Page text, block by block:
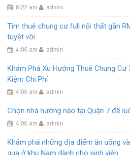
6:22 am admin
Tìm thuê chung cư full nội thất gần
tuyệt vời
4:06 am admin
Khám Phá Xu Hướng Thuê Chung Cư
Kiệm Chi Phí
4:06 am admin
Chọn nhà hướng nào tại Quận 7 để
4:06 am admin
Khám phá những địa điểm ăn uống
qua ở khu Nam dành cho sinh viên